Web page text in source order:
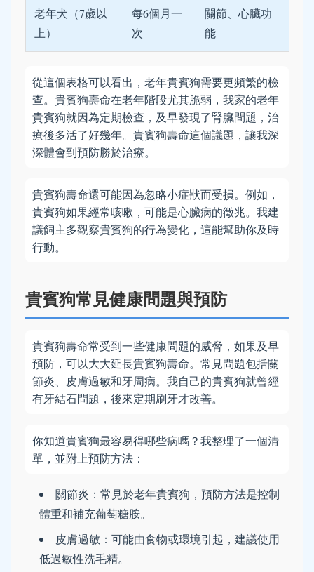
老年犬（7歲以
上）
每6個月一
次
關節、心臟功
能
從這個表格可以看出，老年貴賓狗需要更頻繁的檢
查。貴賓狗壽命在老年階段尤其脆弱，我家的老年
貴賓狗就因為定期檢查，及早發現了腎臟問題，治
療後多活了好幾年。貴賓狗壽命這個議題，讓我深
深體會到預防勝於治療。
貴賓狗壽命還可能因為忽略小症狀而受損。例如，
貴賓狗如果經常咳嗽，可能是心臟病的徵兆。我建
議飼主多觀察貴賓狗的行為變化，這能幫助你及時
行動。
貴賓狗常見健康問題與預防
貴賓狗壽命常受到一些健康問題的威脅，如果及早
預防，可以大大延長貴賓狗壽命。常見問題包括關
節炎、皮膚過敏和牙周病。我自己的貴賓狗就曾經
有牙結石問題，後來定期刷牙才改善。
你知道貴賓狗最容易得哪些病嗎？我整理了一個清
單，並附上預防方法：
關節炎：常見於老年貴賓狗，預防方法是控制
體重和補充葡萄糖胺。
皮膚過敏：可能由食物或環境引起，建議使用
低過敏性洗毛精。